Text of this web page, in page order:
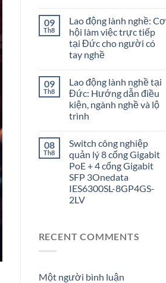
09
Th8
Lao động lành nghề: Cơ
hội làm việc trực tiếp
tại Đức cho người có
tay nghề
09
Th8
Lao động lành nghề tại
Đức: Hướng dẫn điều
kiện, ngành nghề và lộ
trình
08
Th8
Switch công nghiệp
quản lý 8 cổng Gigabit
PoE + 4 cổng Gigabit
SFP 3Onedata
IES6300SL-8GP4GS-
2LV
RECENT COMMENTS
Một người bình luận